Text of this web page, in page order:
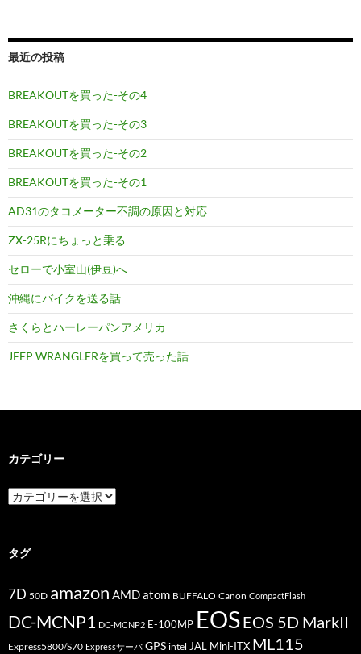
最近の投稿
BREAKOUTを買った-その4
BREAKOUTを買った-その3
BREAKOUTを買った-その2
BREAKOUTを買った-その1
AD31のタコメーター不調の原因と対応
ZX-25Rにちょっと乗る
セローで小室山(伊豆)へ
沖縄にバイクを送る話
さくらとハーレーパンアメリカ
JEEP WRANGLERを買って売った話
カテゴリー
カ
テ
ー
タグ
7D 50D amazon AMDatom BUFFALO Canon CompactFlash
DC-MCNP1 DC-MCNP2 E-100MP EOSEOS 5D MarkII
Express5800/S70 Expressサーバ GPS intel JAL Mini-ITX ML115